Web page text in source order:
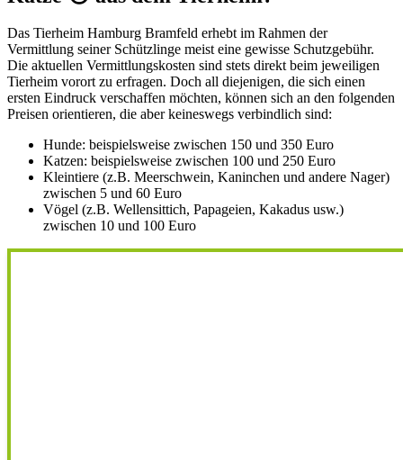
Das Tierheim Hamburg Bramfeld erhebt im Rahmen der
Vermittlung seiner Schützlinge meist eine gewisse Schutzgebühr.
Die aktuellen Vermittlungskosten sind stets direkt beim jeweiligen
Tierheim vorort zu erfragen. Doch all diejenigen, die sich einen
ersten Eindruck verschaffen möchten, können sich an den folgenden
Preisen orientieren, die aber keineswegs verbindlich sind:
Hunde: beispielsweise zwischen 150 und 350 Euro
Katzen: beispielsweise zwischen 100 und 250 Euro
Kleintiere (z.B. Meerschwein, Kaninchen und andere Nager)
zwischen 5 und 60 Euro
Vögel (z.B. Wellensittich, Papageien, Kakadus usw.)
zwischen 10 und 100 Euro